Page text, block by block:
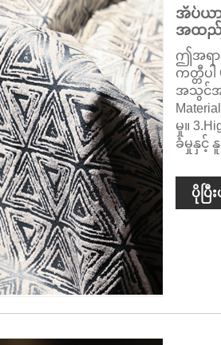
အိပ်ယ
အထည်
ဤအရာ
ကတ္တီပါ
အသွင်အ
မှု။
ခံမှုနှင့်
ပိုပြီ